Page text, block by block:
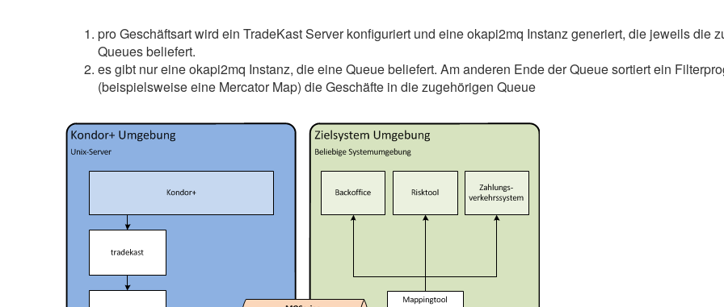
pro Geschäftsart wird ein TradeKast Server konfiguriert und eine okapi2mq Instanz generiert, die jeweils die
Queues beliefert.
es gibt nur eine okapi2mq Instanz, die eine Queue beliefert. Am anderen Ende der Queue sortiert ein
(beispielsweise eine Mercator Map) die Geschäfte in die zugehörigen Queue